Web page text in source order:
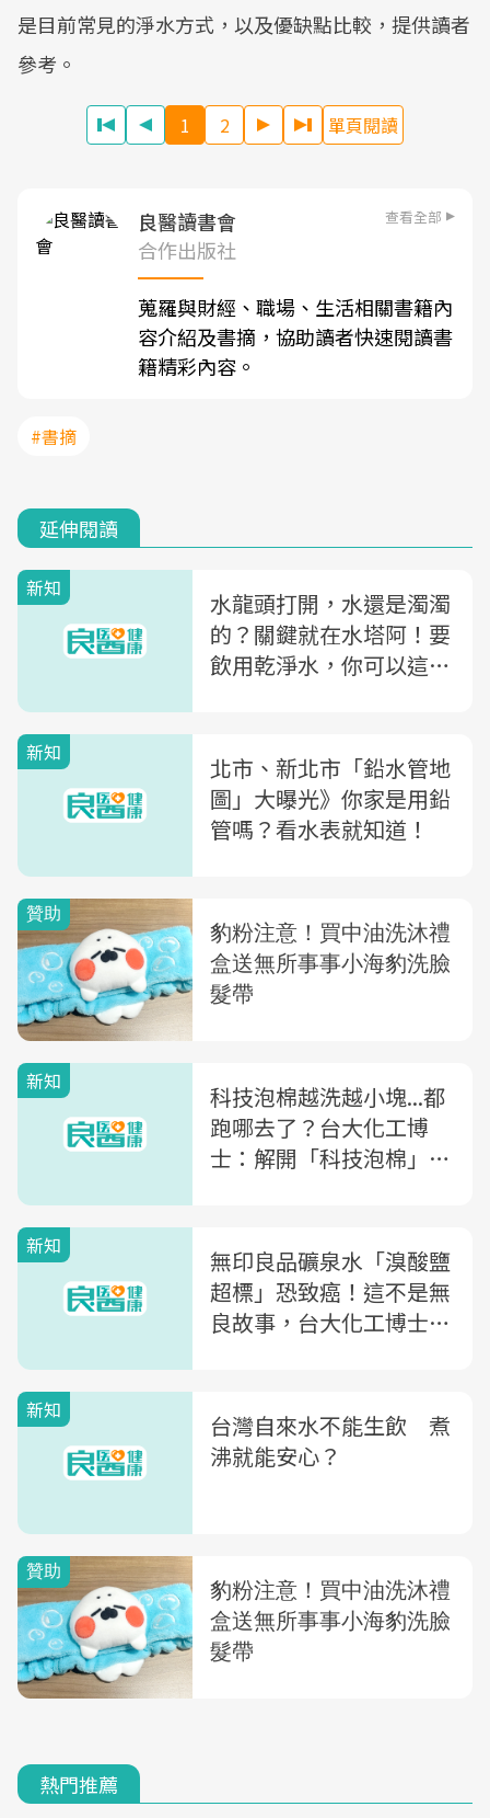
是目前常見的淨水方式，以及優缺點比較，提供讀者
參考。
1 2 單頁閱讀
良醫讀書會 查看全部
合作出版社
蒐羅與財經、職場、生活相關書籍內
容介紹及書摘，協助讀者快速閱讀書
籍精彩內容。
#書摘
延伸閱讀
新知
水龍頭打開，水還是濁濁
的？關鍵就在水塔阿！要
飲用乾淨水，你可以這樣
新知
北市、新北市「鉛水管地
圖」大曝光》你家是用鉛
管嗎？看水表就知道！
新知
科技泡棉越洗越小塊...都
跑哪去了？台大化工博
士：解開「科技泡棉」的
新知
無印良品礦泉水「溴酸鹽
超標」恐致癌！這不是無
良故事，台大化工博士
新知
台灣自來水不能生飲 煮
沸就能安心？
熱門推薦